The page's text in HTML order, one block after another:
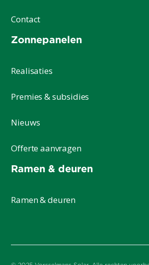
Contact
Zonnepanelen
Realisaties
Premies & subsidies
Nieuws
Offerte aanvragen
Ramen & deuren
Ramen & deuren